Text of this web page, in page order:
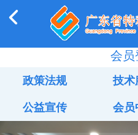
会员
政策法规 技术
公益宣传 会员